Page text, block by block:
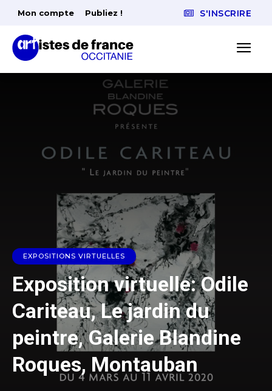
Mon compte Publiez ! S'INSCRIRE
EXPOSITIONS VIRTUELLES
Exposition virtuelle: Odile
Cariteau, Le jardin du
peintre, Galerie Blandine
Roques, Montauban